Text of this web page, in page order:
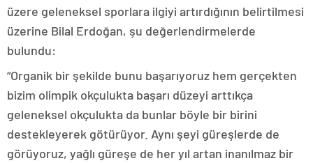
üzere geleneksel sporlara ilgiyi artırdığının belirtilmesi
üzerine Bilal Erdoğan, şu değerlendirmelerde
bulundu:
“Organik bir şekilde bunu başarıyoruz hem gerçekten
bizim olimpik okçulukta başarı düzeyi arttıkça
geleneksel okçulukta da bunlar böyle bir birini
destekleyerek götürüyor. Aynı şeyi güreşlerde de
görüyoruz, yağlı güreşe de her yıl artan inanılmaz bir